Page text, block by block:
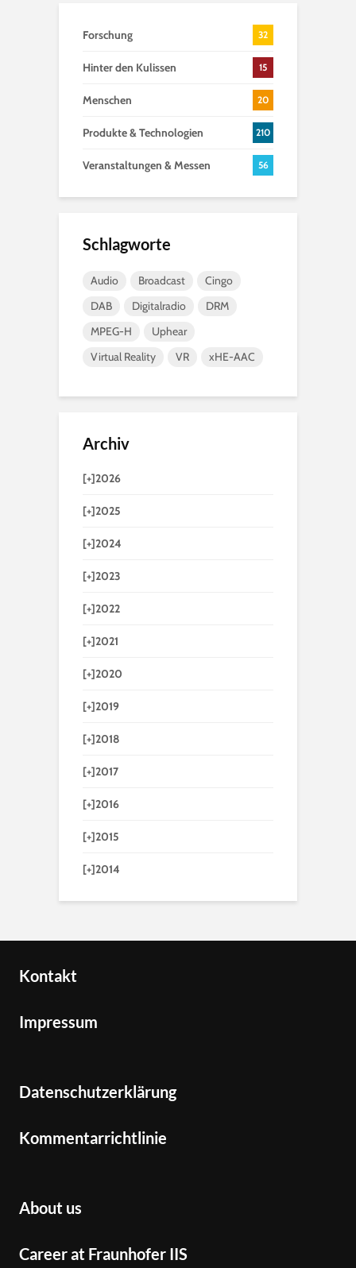
Forschung 32
Hinter den Kulissen 15
Menschen 20
Produkte & Technologien 210
Veranstaltungen & Messen 56
Schlagworte
Audio Broadcast
Cingo
DAB
Digitalradio
DRM
MPEG-H
Uphear
Virtual Reality
VR xHE-AAC
Archiv
[+]2026
[+]2025
[+]2024
[+]2023
[+]2022
[+]2021
[+]2020
[+]2019
[+]2018
[+]2017
[+]2016
[+]2015
[+]2014
Kontakt
Impressum
Datenschutzerklärung
Kommentarrichtlinie
About us
Career at Fraunhofer IIS